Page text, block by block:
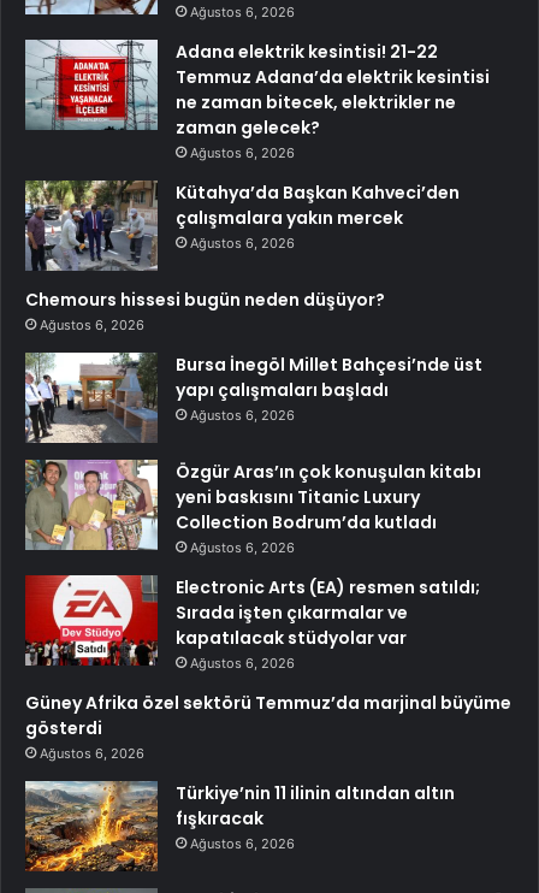
Ağustos 6, 2026
Adana elektrik kesintisi! 21-22
Temmuz Adana’da elektrik kesintisi
ne zaman bitecek, elektrikler ne
zaman gelecek?
Ağustos 6, 2026
Kütahya’da Başkan Kahveci’den
çalışmalara yakın mercek
Ağustos 6, 2026
Chemours hissesi bugün neden düşüyor?
Ağustos 6, 2026
Bursa İnegöl Millet Bahçesi’nde üst
yapı çalışmaları başladı
Ağustos 6, 2026
Özgür Aras’ın çok konuşulan kitabı
yeni baskısını Titanic Luxury
Collection Bodrum’da kutladı
Ağustos 6, 2026
Electronic Arts (EA) resmen satıldı;
Sırada işten çıkarmalar ve
kapatılacak stüdyolar var
Ağustos 6, 2026
Güney Afrika özel sektörü Temmuz’da marjinal büyüme
gösterdi
Ağustos 6, 2026
Türkiye’nin 11 ilinin altından altın
fışkıracak
Ağustos 6, 2026